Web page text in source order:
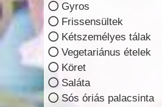
Gyros
Frissensültek
Kétszemélyes tálak
Vegetariánus ételek
Köret
Saláta
Sós óriás palacsinta